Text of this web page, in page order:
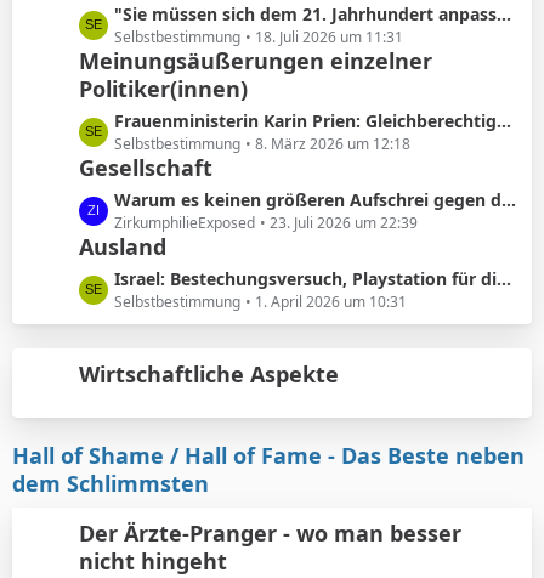
e
r
ä
g
e
z
t
e
B
e
i
r
ä
g
e
L
e
t
z
e
B
e
i
r
ä
g
e
"Sie müssen sich dem 21. Jahrhundert anpassen"
Selbstbestimmung 18. Juli 2026 um 11:31
Meinungsäußerungen einzelner
Politiker(innen)
L
e
t
z
t
e
e
r
ä
g
Frauenministerin Karin Prien: Gleichberechtigung sei ..kein nettes Zugeständnis ..sondern ein Verfassungsauftrag
Selbstbestimmung 8. März 2026 um 12:18
Gesellschaft
L
e
t
z
t
e
e
t
r
ä
g
Warum es keinen größeren Aufschrei gegen die Vorhautbeschneidung gibt.
ZirkumphilieExposed 23. Juli 2026 um 22:39
Ausland
L
e
t
t
B
e
t
r
ä
g
Israel: Bestechungsversuch, Playstation für die werdenden Eltern
Selbstbestimmung 1. April 2026 um 10:31
Wirtschaftliche Aspekte
Hall of Shame / Hall of Fame - Das Beste neben
dem Schlimmsten
Der Ärzte-Pranger - wo man besser
nicht hingeht